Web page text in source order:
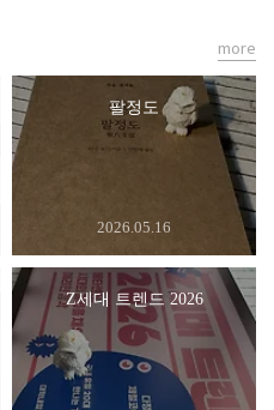
팔정도
2026.05.16
Z세대 트렌드 2026
more